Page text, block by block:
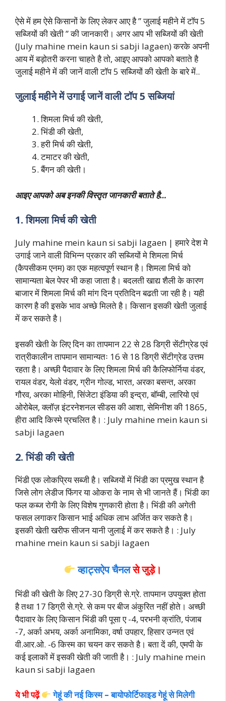
ऐसे में हम ऐसे किसानों के लिए लेकर आए है ” जुलाई महीने में टॉप 5
सब्जियों की खेती ” की जानकारी। अगर आप भी सब्जियों की खेती
(July mahine mein kaun si sabji lagaen) करके अपनी
आय में बड़ोतरी करना चाहते है तो, आइए आपको आपको बताते है
जुलाई महीने में की जानें वाली टॉप 5 सब्जियों की खेती के बारे में..
जुलाई महीने में उगाई जानें वाली टॉप 5 सब्जियां
शिमला मिर्च की खेती,
भिंडी की खेती,
हरी मिर्च की खेती,
टमाटर की खेती,
बैंगन की खेती।
आइए आपको अब इनकी विस्तृत जानकारी बताते है…
1. शिमला मिर्च की खेती
July mahine mein kaun si sabji lagaen | हमारे देश मे
उगाई जाने वाली विभिन्न प्रकार की सब्जियों मे शिमला मिर्च
(कैपसीकम एनम) का एक महत्वपूर्ण स्थान है। शिमला मिर्च को
सामान्यता बेल पेपर भी कहा जाता है। बदलती खाद्य शैली के कारण
बाजार में शिमला मिर्च की मांग दिन प्रतिदिन बढती जा रही है। यही
कारण है की इसके भाव अच्छे मिलते है। किसान इसकी खेती जुलाई
में कर सकते है।
इसकी खेती के लिए दिन का तापमान 22 से 28 डिग्री सेंटीग्रेड एवं
रात्रीकालीन तापमान सामान्यतः 16 से 18 डिग्री सेंटीग्रेड उत्तम
रहता है। अच्छी पैदावार के लिए शिमला मिर्च की कैलिफोर्निया वंडर,
रायल वंडर, येलो वंडर, ग्रीन गोल्ड, भारत, अरका बसन्त, अरका
गौरव, अरका मोहिनी, सिंजेटा इंडिया की इन्द्रा, बॉम्बी, लारियो एवं
ओरोबेल, क्लॉज़ इंटरनेशनल सीडस की आशा, सेमिनीश की 1865,
हीरा आदि किस्मे प्रचलित है। : July mahine mein kaun si
sabji lagaen
2. भिंडी की खेती
भिंडी एक लोकप्रिय सब्जी है। सब्जियों में भिंडी का प्रमुख स्थान है
जिसे लोग लेडीज फिंगर या ओकरा के नाम से भी जानते हैं। भिंडी का
फल कब्ज रोगी के लिए विशेष गुणकारी होता है। भिंडी की अगेती
फसल लगाकर किसान भाई अधिक लाभ अर्जित कर सकते है।
इसकी खेती खरीफ सीजन यानी जुलाई में कर सकते है। : July
mahine mein kaun si sabji lagaen
व्हाट्सऐप चैनलसे जुड़े।
भिंडी की खेती के लिए 27-30 डिग्री से.ग्रे. तापमान उपयुक्त होता
है तथा 17 डिग्री से.ग्रे. से कम पर बीज अंकुरित नहीं होते। अच्छी
पैदावार के लिए किसान भिंडी की पूसा ए -4, परभनी क्रांति, पंजाब
-7, अर्का अभय, अर्का अनामिका, वर्षा उपहार, हिसार उन्नत एवं
वी.आर.ओ. -6 किस्म का चयन कर सकते है। बता दें की, एमपी के
कई इलाकों में इसकी खेती की जाती है। : July mahine mein
kaun si sabji lagaen
ये भी पढ़ें
गेहूं की नई किस्म – बायोफोर्टिफाइड गेहूं से मिलेगी